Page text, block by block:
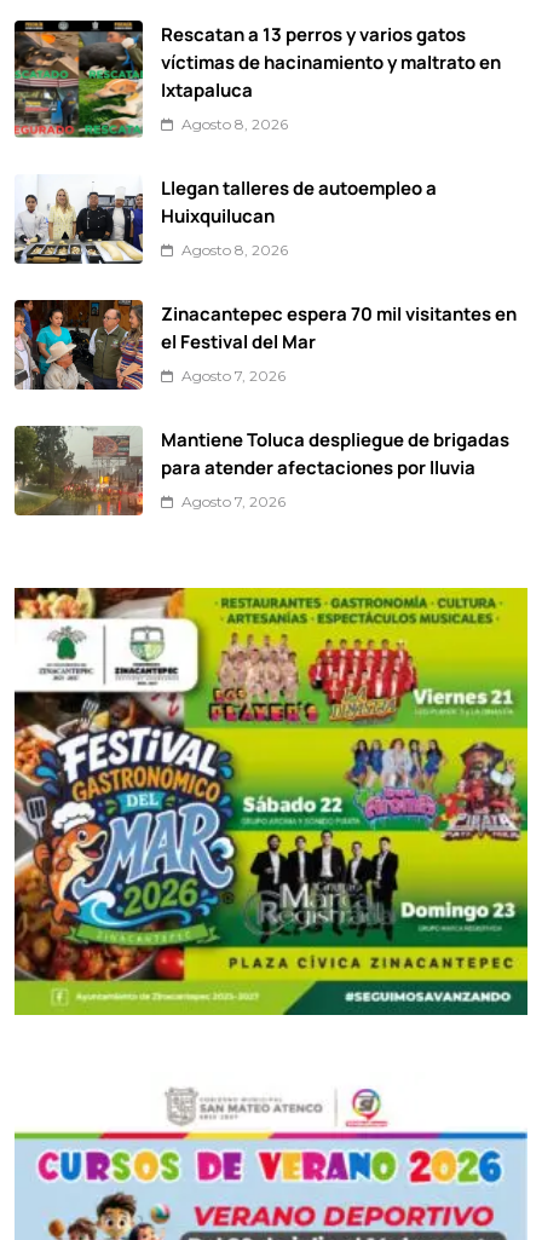
Rescatan a 13 perros y varios gatos
víctimas de hacinamiento y maltrato en
Ixtapaluca
Agosto 8, 2026
Llegan talleres de autoempleo a
Huixquilucan
Agosto 8, 2026
Zinacantepec espera 70 mil visitantes en
el Festival del Mar
Agosto 7, 2026
Mantiene Toluca despliegue de brigadas
para atender afectaciones por lluvia
Agosto 7, 2026